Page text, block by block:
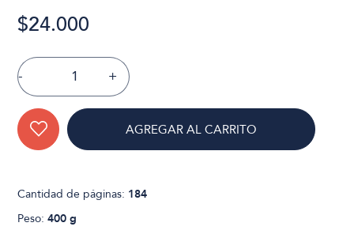
$24.000
- +
AGREGAR AL CARRITO
Cantidad de páginas: 184
Peso:400 g